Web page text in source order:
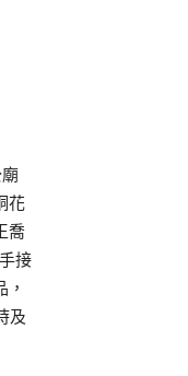
花
喬
接
及